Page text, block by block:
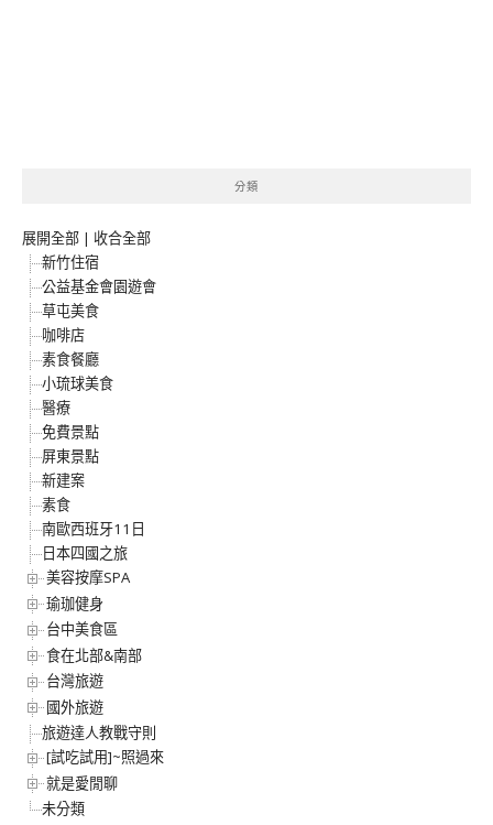
分類
展開全部 | 收合全部
新竹住宿
公益基金會園遊會
草屯美食
咖啡店
素食餐廳
小琉球美食
醫療
免費景點
屏東景點
新建案
素食
南歐西班牙11日
日本四國之旅
美容按摩SPA
瑜珈健身
台中美食區
食在北部&南部
台灣旅遊
國外旅遊
旅遊達人教戰守則
[試吃試用]~照過來
就是愛閒聊
未分類